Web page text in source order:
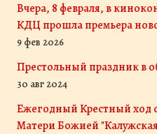
Вчера, 8 февраля, в
КДЦ прошла премьера
9 фев 2026
Престольный праздник в
30 авг 2024
Ежегодный Крестный ход
Матери Божией